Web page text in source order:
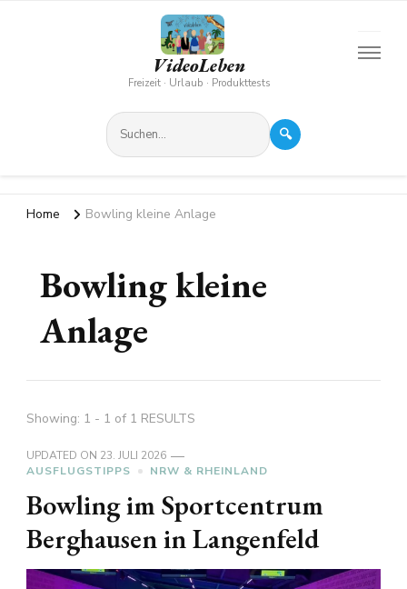
VideoLeben
Freizeit · Urlaub · Produkttests
🔍
Home Bowling kleine Anlage
Bowling kleine
Anlage
Showing: 1 - 1 of 1 RESULTS
UPDATED ON 23. JULI 2026
AUSFLUGSTIPPS
NRW & RHEINLAND
Bowling im Sportcentrum
Berghausen in Langenfeld